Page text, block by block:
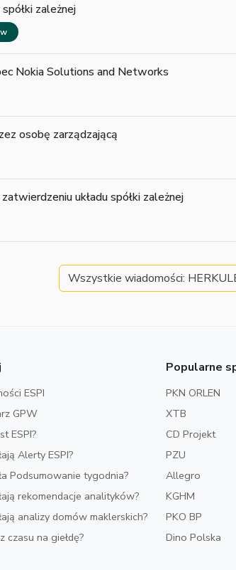
zależnej
Nokia Solutions and Networks
osobę zarządzającą
układu spółki zależnej
Wszystkie wiadomości:
ESPI
GPW
ESPI?
Alerty ESPI?
Podsumowanie tygodnia?
rekomendacje analityków?
analizy domów maklerskich?
czasu na giełdę?
Popularne
PKN ORLEN
XTB
CD Projekt
PZU
Allegro
KGHM
PKO BP
Dino Polska